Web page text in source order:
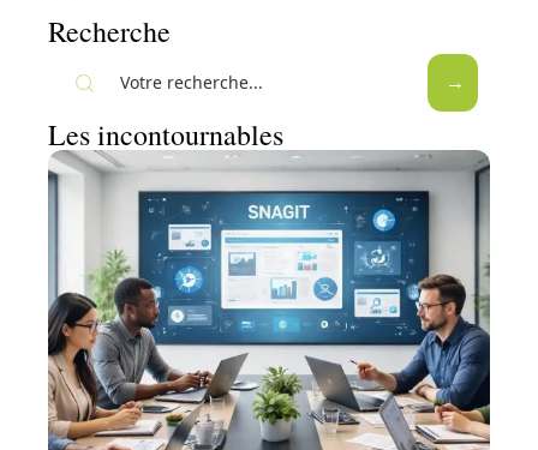
Recherche
Les incontournables